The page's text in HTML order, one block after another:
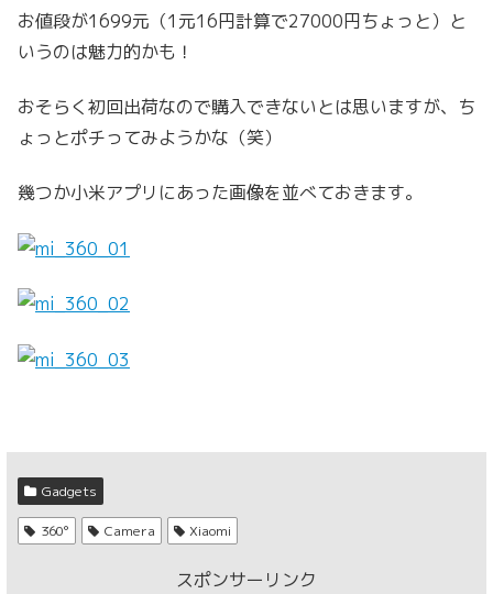
お値段が1699元（1元16円計算で27000円ちょっと）と
いうのは魅力的かも！
おそらく初回出荷なので購入できないとは思いますが、ち
ょっとポチってみようかな（笑）
幾つか小米アプリにあった画像を並べておきます。
Gadgets
360° Camera Xiaomi
スポンサーリンク